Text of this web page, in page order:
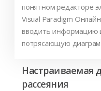
понятном редакторе
Visual Paradigm
вводить информацию
потрясающую
Настраиваемая
рассеяния